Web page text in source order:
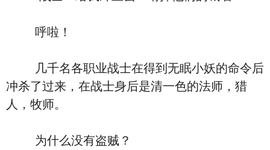
呼啦！
几千名各职业战士在得到无眠小妖的命令后
冲杀了过来，在战士身后是清一色的法师，猎
人，牧师。
为什么没有盗贼？